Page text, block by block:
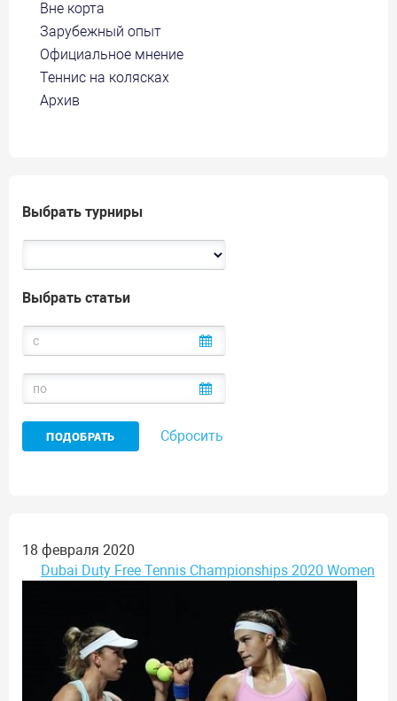
Вне корта
Зарубежный опыт
Официальное мнение
Теннис на колясках
Архив
Выбрать турниры
Выбрать статьи
Сбросить
18 февраля 2020
Dubai Duty Free Tennis Championships 2020 Women